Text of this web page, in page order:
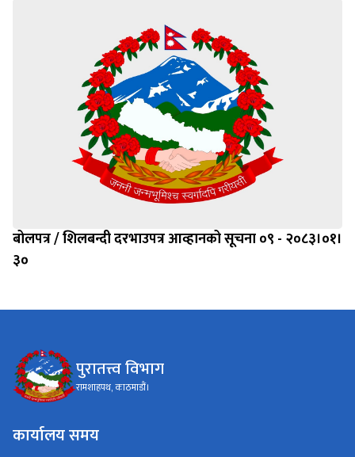
बोलपत्र / शिलबन्दी दरभाउपत्र आव्हानको सूचना ०९ - २०८३।०१।
३०
पुरातत्त्व विभाग
रामशाहपथ, काठमाडौं।
कार्यालय समय